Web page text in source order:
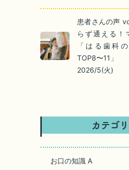
患者さんの声
らず通える！
「はる歯科
TOP8〜11」
2026/5(火)
お口の知識 A